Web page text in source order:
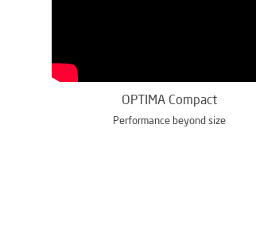
OPTIMA Compact
Performance beyond size